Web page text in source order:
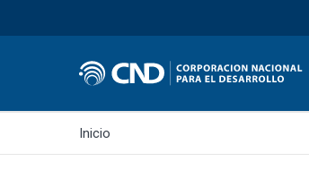
Inicio